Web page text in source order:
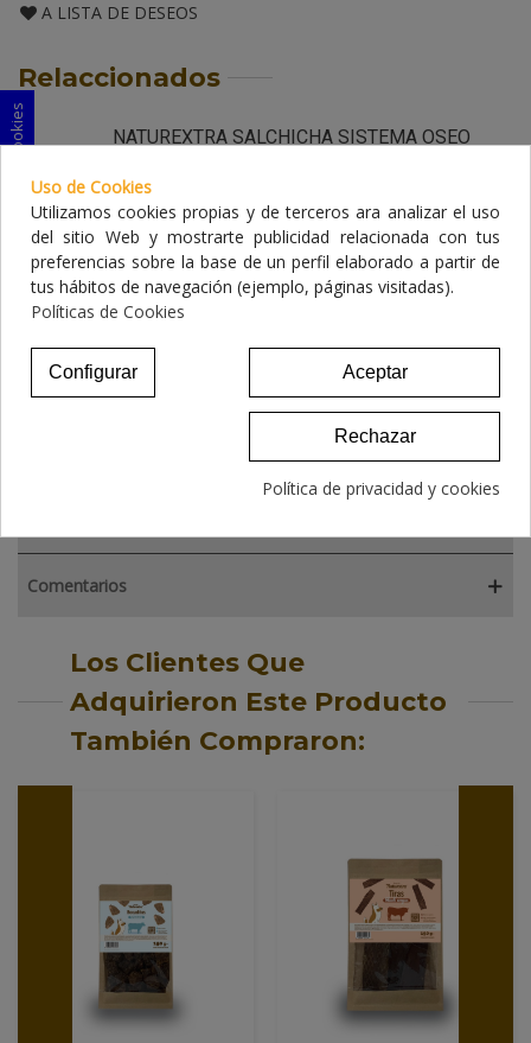
A LISTA DE DESEOS
Relaccionados
NATUREXTRA SALCHICHA SISTEMA OSEO
Naturextra Snacks Tiras Black Angus Para
Perros
6,90 €
Comentarios
Los Clientes Que
Adquirieron Este Producto
También Compraron:
Uso de Cookies
Utilizamos cookies propias y de terceros ara analizar el uso
del sitio Web y mostrarte publicidad relacionada con tus
preferencias sobre la base de un perfil elaborado a partir de
tus hábitos de navegación (ejemplo, páginas visitadas).
Políticas de Cookies
Aceptar
Rechazar
Configurar
Política de privacidad y cookies
Consentimiento de cookies